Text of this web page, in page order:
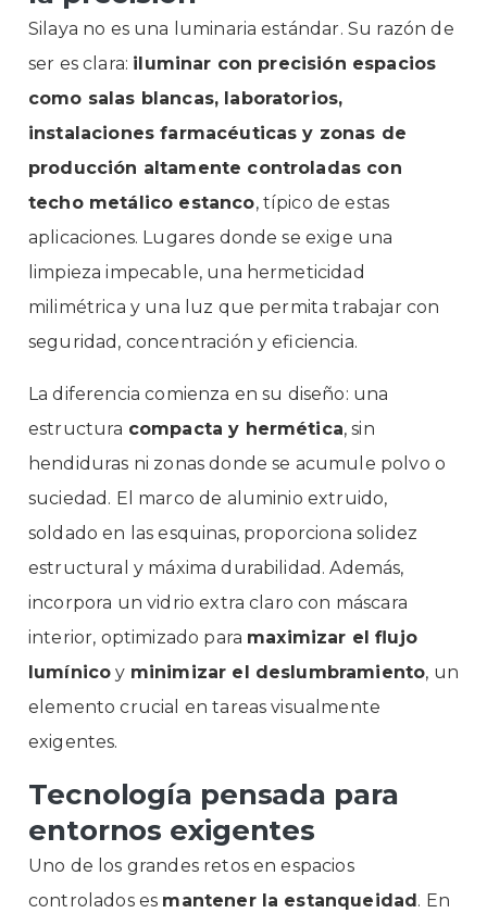
Silaya no es una luminaria estándar. Su razón de
ser es clara: iluminar con precisión espacios
como salas blancas, laboratorios,
instalaciones farmacéuticas y zonas de
producción altamente controladas con
techo metálico estanco, típico de estas
aplicaciones. Lugares donde se exige una
limpieza impecable, una hermeticidad
milimétrica y una luz que permita trabajar con
seguridad, concentración y eficiencia.
La diferencia comienza en su diseño: una
estructura compacta y hermética, sin
hendiduras ni zonas donde se acumule polvo o
suciedad. El marco de aluminio extruido,
soldado en las esquinas, proporciona solidez
estructural y máxima durabilidad. Además,
incorpora un vidrio extra claro con máscara
interior, optimizado para maximizar el flujo
lumínico y minimizar el deslumbramiento, un
elemento crucial en tareas visualmente
exigentes.
Tecnología pensada para
entornos exigentes
Uno de los grandes retos en espacios
controlados es mantener la estanqueidad . En